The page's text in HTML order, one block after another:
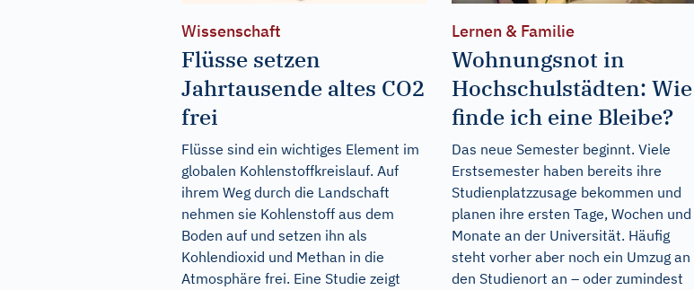
Wissenschaft
Flüsse setzen
Jahrtausende altes CO2
frei
Flüsse sind ein wichtiges Element im
globalen Kohlenstoffkreislauf. Auf
ihrem Weg durch die Landschaft
nehmen sie Kohlenstoff aus dem
Boden auf und setzen ihn als
Kohlendioxid und Methan in die
Atmosphäre frei. Eine Studie zeigt
Lernen & Familie
Wohnungsnot in
Hochschulstädten: Wie
finde ich eine Bleibe?
Das neue Semester beginnt. Viele
Erstsemester haben bereits ihre
Studienplatzzusage bekommen und
planen ihre ersten Tage, Wochen und
Monate an der Universität. Häufig
steht vorher aber noch ein Umzug an
den Studienort an – oder zumindest